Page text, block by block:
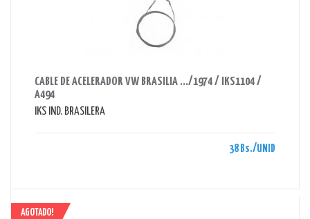
CABLE DE ACELERADOR VW BRASILIA .../1974 / IKS1104 /
A494
IKS IND. BRASILERA
38 Bs./UNID
AGOTADO!